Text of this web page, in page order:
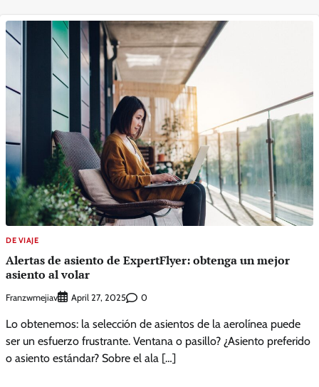
DE VIAJE
Alertas de asiento de ExpertFlyer: obtenga un mejor
asiento al volar
Franzwmejiav April 27, 2025 0
Lo obtenemos: la selección de asientos de la aerolínea puede
ser un esfuerzo frustrante. Ventana o pasillo? ¿Asiento preferido
o asiento estándar? Sobre el ala […]